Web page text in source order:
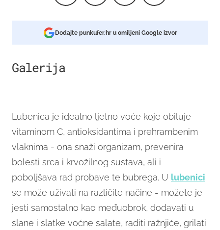
Dodajte punkufer.hr u omiljeni Google izvor
Galerija
Lubenica je idealno ljetno voće koje obiluje
vitaminom C, antioksidantima i prehrambenim
vlaknima - ona snaži organizam, prevenira
bolesti srca i krvožilnog sustava, ali i
poboljšava rad probave te bubrega. U lubenici
se može uživati na različite načine - možete je
jesti samostalno kao međuobrok, dodavati u
slane i slatke voćne salate, raditi ražnjiće, grilati